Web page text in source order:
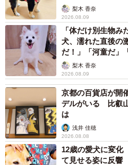
特徴的で、それぞれに遊び心が見
お地蔵さんに見守られる子ど
やかに育ってほしい。
梨木 香奈
2026.08.09
「体だけ別生物
犬、濡れた直後
だ！」「河童だ」
梨木 香奈
2026.08.09
京都の百貨店が開
デルがいる 比叡
は
浅井 佳穂
2026.08.08
12歳の愛犬に変
て見せる姿に反響